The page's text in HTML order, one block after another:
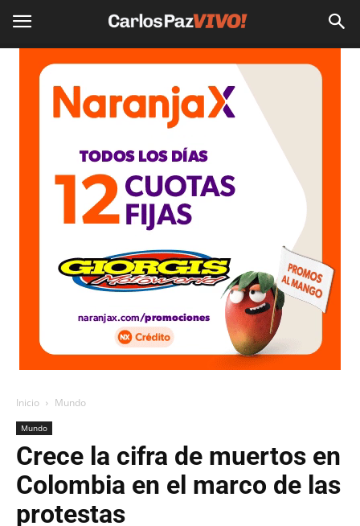
Inicio Mundo
Mundo
Crece la cifra de muertos en
Colombia en el marco de las
protestas